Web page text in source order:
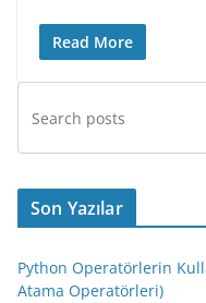
Read More
Son Yazılar
Python Operatörlerin
Atama Operatörleri)